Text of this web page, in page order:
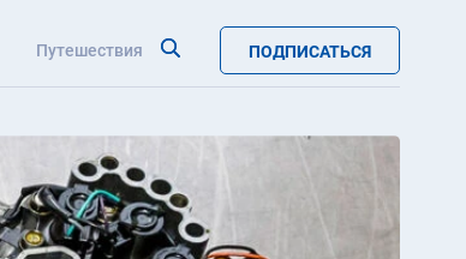
Путешествия ПОДПИСАТЬСЯ